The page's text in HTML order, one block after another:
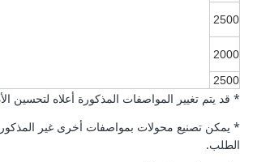
2500
2000
2500
* قد يتم تغيير المواصفات المذكورة أعلاه لتحسين
* يمكن تصنيع محولات بمواصفات أخرى غير
الطلب.